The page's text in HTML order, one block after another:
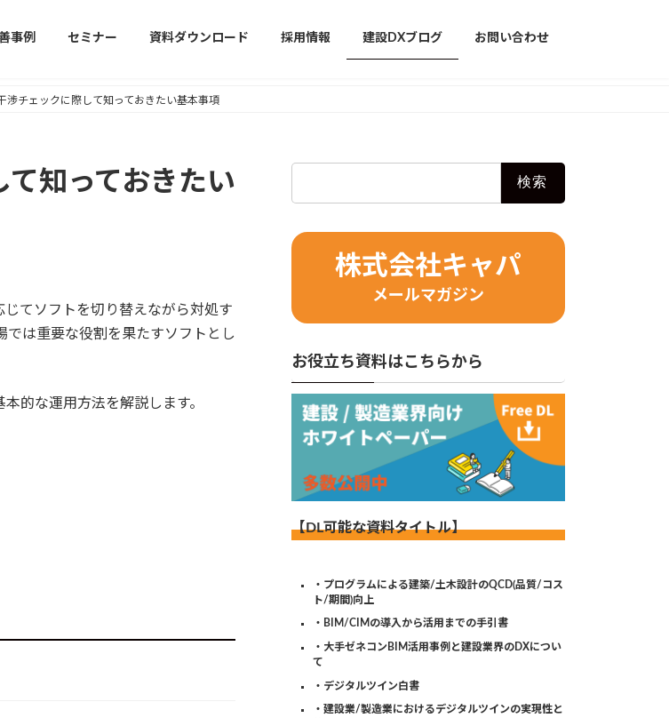
事例 セミナー 資料ダウンロード 採用情報 建設DXブログ お問い合わせ
渉チェックに際して知っておきたい基本事項
知っておきたい
てソフトを切り替えながら対処す
では重要な役割を果たすソフトとし
的な運用方法を解説します。
株式会社キャパ
メールマガジン
お役立ち資料はこちらから
【DL可能な資料タイトル】
・プログラムによる建築/土木設計のQCD(品質/コス
ト/期間)向上
・BIM/CIMの導入から活用までの手引書
・大手ゼネコンBIM活用事例と建設業界のDXについ
て
・デジタルツイン白書
・建設業/製造業におけるデジタルツインの実現性と